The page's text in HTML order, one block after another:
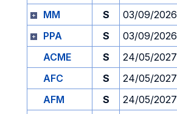
MM
S 03/09/2026
PPA
S 03/09/2026
ACME
S 24/05/2027
AFC
S 24/05/2027
AFM
S 24/05/2027